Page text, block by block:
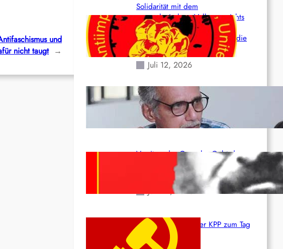
und
nicht taugt →
Solidarität mit dem
venezolanischem Volk angesichts
der verlorenen Leben und der
katastrophalen Situation durch die
Erdbeben des 24. Juni!
Juli 12, 2026
Indien: „Die Politik der
Kapitulation“ von K. Murali (Ajith)
Juli 1, 2026
Vorsitzender Gonzalo: Gebt das
Leben für die Partei und die
Juni 19, 2026
Beschluss des ZK der KPP zum Tag
des Heldentums